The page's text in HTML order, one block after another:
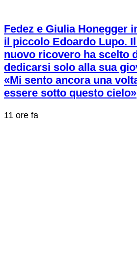
Fedez e Giulia Honegger
il piccolo Edoardo Lupo.
nuovo ricovero ha scelto
dedicarsi solo alla sua
«Mi sento ancora una
essere sotto questo cielo»
11 ore fa